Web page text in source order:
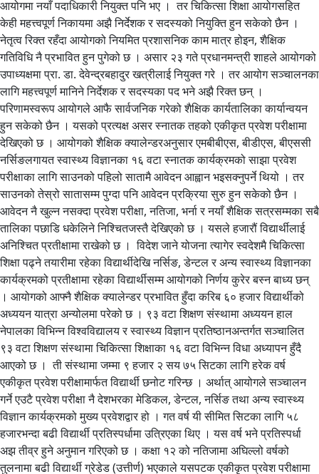
आयोगमा नयाँ पदाधिकारी नियुक्त पनि भए । तर चिकित्सा शिक्षा आयोगसहित
केही महत्त्वपूर्ण निकायमा अझै निर्देशक र सदस्यको नियुक्ति हुन सकेको छैन ।
नेतृत्व रिक्त रहँदा आयोगको नियमित प्रशासनिक काम मात्र होइन, शैक्षिक
गतिविधि नै प्रभावित हुन पुगेको छ । असार २३ गते प्रधानमन्त्री शाहले आयोगको
उपाध्यक्षमा प्रा. डा. देवेन्द्रबहादुर खत्रीलाई नियुक्त गरे । तर आयोग सञ्चालनका
लागि महत्त्वपूर्ण मानिने निर्देशक र सदस्यका पद भने अझै रिक्त छन् ।
परिणामस्वरूप आयोगले आफै सार्वजनिक गरेको शैक्षिक कार्यतालिका कार्यान्वयन
हुन सकेको छैन । यसको प्रत्यक्ष असर स्नातक तहको एकीकृत प्रवेश परीक्षामा
देखिएको छ । आयोगको शैक्षिक क्यालेन्डरअनुसार एमबीबीएस, बीडीएस, बीएससी
नर्सिङलगायत स्वास्थ्य विज्ञानका १६ वटा स्नातक कार्यक्रमको साझा प्रवेश
परीक्षाका लागि साउनको पहिलो सातामै आवेदन आह्वान भइसक्नुपर्ने थियो । तर
साउनको तेस्रो सातासम्म पुग्दा पनि आवेदन प्रक्रिया सुरु हुन सकेको छैन ।
आवेदन नै खुल्न नसक्दा प्रवेश परीक्षा, नतिजा, भर्ना र नयाँ शैक्षिक सत्रसम्मका सबै
तालिका पछाडि धकेलिने निश्चितजस्तै देखिएको छ । यसले हजारौं विद्यार्थीलाई
अनिश्चित प्रतीक्षामा राखेको छ । विदेश जाने योजना त्यागेर स्वदेशमै चिकित्सा
शिक्षा पढ्ने तयारीमा रहेका विद्यार्थीदेखि नर्सिङ, डेन्टल र अन्य स्वास्थ्य विज्ञानका
कार्यक्रमको प्रतीक्षामा रहेका विद्यार्थीसम्म आयोगको निर्णय कुरेर बस्न बाध्य छन्
। आयोगको आफ्नै शैक्षिक क्यालेन्डर प्रभावित हुँदा करिब ६० हजार विद्यार्थीको
अध्ययन यात्रा अन्योलमा परेको छ । ९३ वटा शिक्षण संस्थामा अध्ययन हाल
नेपालका विभिन्न विश्वविद्यालय र स्वास्थ्य विज्ञान प्रतिष्ठानअन्तर्गत सञ्चालित
९३ वटा शिक्षण संस्थामा चिकित्सा शिक्षाका १६ वटा विभिन्न विधा अध्यापन हुँदै
आएको छ । ती संस्थामा जम्मा ९ हजार २ सय ७५ सिटका लागि हरेक वर्ष
एकीकृत प्रवेश परीक्षामार्फत विद्यार्थी छनोट गरिन्छ । अर्थात् आयोगले सञ्चालन
गर्ने एउटै प्रवेश परीक्षा नै देशभरका मेडिकल, डेन्टल, नर्सिङ तथा अन्य स्वास्थ्य
विज्ञान कार्यक्रमको मुख्य प्रवेशद्वार हो । गत वर्ष यी सीमित सिटका लागि ५८
हजारभन्दा बढी विद्यार्थी प्रतिस्पर्धामा उत्रिएका थिए । यस वर्ष भने प्रतिस्पर्धा
अझ तीव्र हुने अनुमान गरिएको छ । कक्षा १२ को नतिजामा अघिल्लो वर्षको
तुलनामा बढी विद्यार्थी ग्रेडेड (उत्तीर्ण) भएकाले यसपटक एकीकृत प्रवेश परीक्षामा